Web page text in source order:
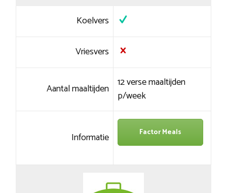
Koelvers
Vriesvers
Aantal maaltijden 12 verse maaltijden
p/week
Informatie Factor Meals